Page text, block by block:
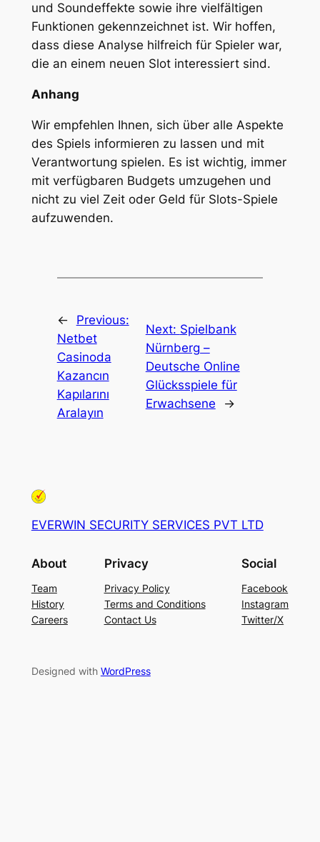
und Soundeffekte sowie ihre vielfältigen
Funktionen gekennzeichnet ist. Wir hoffen,
dass diese Analyse hilfreich für Spieler war,
die an einem neuen Slot interessiert sind.
Anhang
Wir empfehlen Ihnen, sich über alle Aspekte
des Spiels informieren zu lassen und mit
Verantwortung spielen. Es ist wichtig, immer
mit verfügbaren Budgets umzugehen und
nicht zu viel Zeit oder Geld für Slots-Spiele
aufzuwenden.
←
Previous:
Netbet
Casinoda
Kazancın
Kapılarını
Aralayın
Next: Spielbank
Nürnberg –
Deutsche Online
Glücksspiele für
Erwachsene
→
EVERWIN SECURITY SERVICES PVT LTD
About
Team
History
Careers
Privacy
Privacy Policy
Terms and Conditions
Contact Us
Social
Facebook
Instagram
Twitter/X
Designed with WordPress